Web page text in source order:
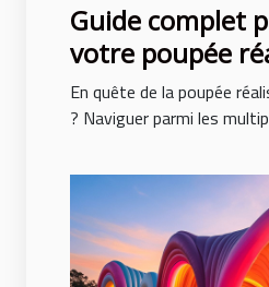
Guide complet
votre poupée
en France
En quête de la poupée
? Naviguer parmi les